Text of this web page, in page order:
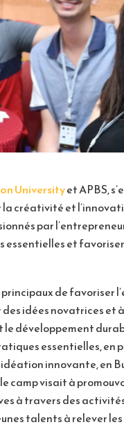
Universityet APBS,
créativité et
par
essentielles et
de favoriser
idées novatrices et
développement
essentielles,
innovante, en
camp visait à
à travers des
talents à relever